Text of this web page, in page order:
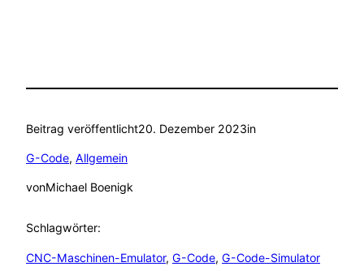
Beitrag veröffentlicht20. Dezember 2023in
G-Code, Allgemein
vonMichael Boenigk
Schlagwörter:
CNC-Maschinen-Emulator, G-Code, G-Code-Simulator